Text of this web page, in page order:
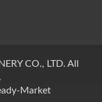
CO., LTD. All
Market